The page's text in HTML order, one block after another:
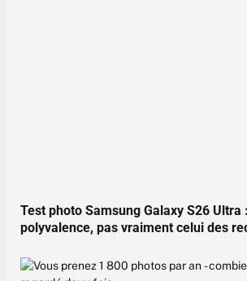
Test photo Samsung Galaxy S26 Ultra
polyvalence, pas vraiment celui des